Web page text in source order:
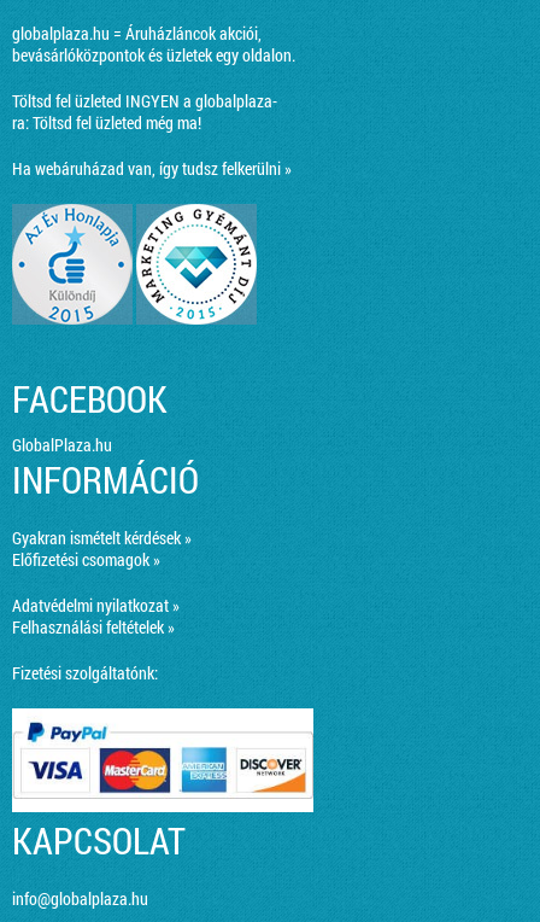
globalplaza.hu = Áruházláncok akciói,
bevásárlóközpontok és üzletek egy oldalon.
Töltsd fel üzleted INGYEN a globalplaza-
ra:Töltsd fel üzleted még ma!
Ha webáruházad van, így tudsz felkerülni »
FACEBOOK
GlobalPlaza.hu
INFORMÁCIÓ
Gyakran ismételt kérdések »
Előfizetési csomagok »
Adatvédelmi nyilatkozat »
Felhasználási feltételek »
Fizetési szolgáltatónk:
KAPCSOLAT
info@globalplaza.hu